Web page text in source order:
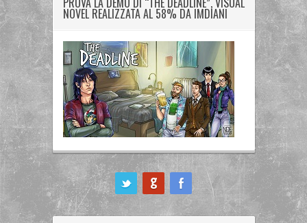
NOVEL REALIZZATA AL 58% DA IMDIANI